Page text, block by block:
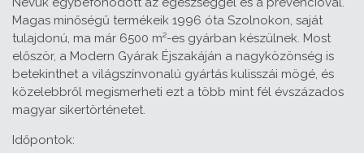
Magas minőségű termékeik 1996 óta Szolnokon, saját
tulajdonú, ma már 6500 m²-es gyárban készülnek. Most
először, a Modern Gyárak Éjszakáján a nagyközönség is
betekinthet a világszínvonalú gyártás kulisszái mögé, és
közelebbről megismerheti ezt a több mint fél évszázados
magyar sikertörténetet.
Időpontok: